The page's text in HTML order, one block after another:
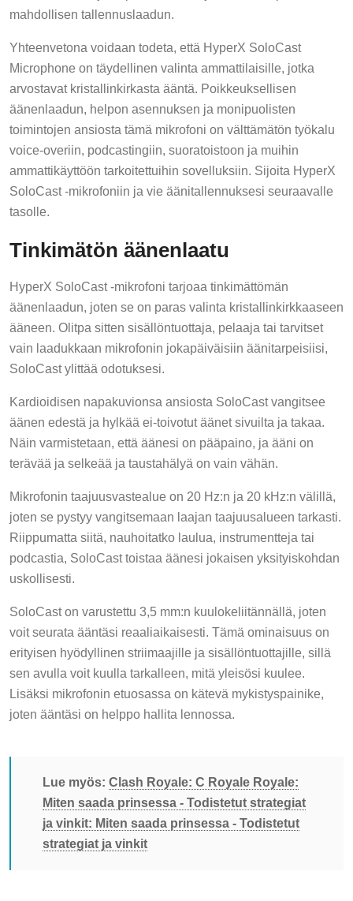
mahdollisen tallennuslaadun.
Yhteenvetona voidaan todeta, että HyperX SoloCast
Microphone on täydellinen valinta ammattilaisille, jotka
arvostavat kristallinkirkasta ääntä. Poikkeuksellisen
äänenlaadun, helpon asennuksen ja monipuolisten
toimintojen ansiosta tämä mikrofoni on välttämätön työkalu
voice-overiin, podcastingiin, suoratoistoon ja muihin
ammattikäyttöön tarkoitettuihin sovelluksiin. Sijoita HyperX
SoloCast -mikrofoniin ja vie äänitallennuksesi seuraavalle
tasolle.
Tinkimätön äänenlaatu
HyperX SoloCast -mikrofoni tarjoaa tinkimättömän
äänenlaadun, joten se on paras valinta kristallinkirkkaaseen
ääneen. Olitpa sitten sisällöntuottaja, pelaaja tai tarvitset
vain laadukkaan mikrofonin jokapäiväisiin äänitarpeisiisi,
SoloCast ylittää odotuksesi.
Kardioidisen napakuvionsa ansiosta SoloCast vangitsee
äänen edestä ja hylkää ei-toivotut äänet sivuilta ja takaa.
Näin varmistetaan, että äänesi on pääpaino, ja ääni on
terävää ja selkeää ja taustahälyä on vain vähän.
Mikrofonin taajuusvastealue on 20 Hz:n ja 20 kHz:n välillä,
joten se pystyy vangitsemaan laajan taajuusalueen tarkasti.
Riippumatta siitä, nauhoitatko laulua, instrumentteja tai
podcastia, SoloCast toistaa äänesi jokaisen yksityiskohdan
uskollisesti.
SoloCast on varustettu 3,5 mm:n kuulokeliitännällä, joten
voit seurata ääntäsi reaaliaikaisesti. Tämä ominaisuus on
erityisen hyödyllinen striimaajille ja sisällöntuottajille, sillä
sen avulla voit kuulla tarkalleen, mitä yleisösi kuulee.
Lisäksi mikrofonin etuosassa on kätevä mykistyspainike,
joten ääntäsi on helppo hallita lennossa.
Lue myös: Clash Royale: C Royale Royale:
Miten saada prinsessa - Todistetut strategiat
ja vinkit: Miten saada prinsessa - Todistetut
strategiat ja vinkit